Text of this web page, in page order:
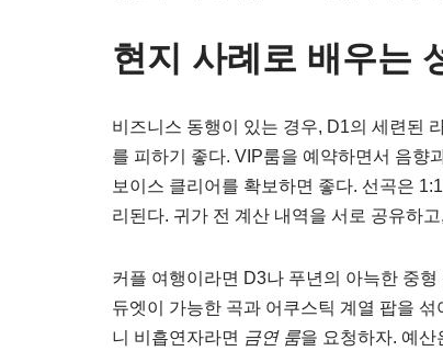
현지 사례로 배우는
비즈니스 동행이 있는 경우, D1의 세련된
를 피하기 좋다. VIP룸을 예약하면서 음향
보이스 클리어를 확보하면 좋다. 선곡은
리된다. 귀가 전 계산 내역을 서로 공유하
커플 여행이라면 D3나 푸년의 아늑한 중
듀엣이 가능한 곡과 어쿠스틱 계열 팝을
니 비흡연자라면 금연 룸을 요청하자. 예